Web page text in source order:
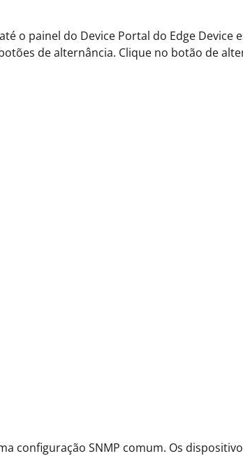
o painel do Device Portal do Edge Device
de alternância. Clique no botão de
configuração SNMP comum. Os